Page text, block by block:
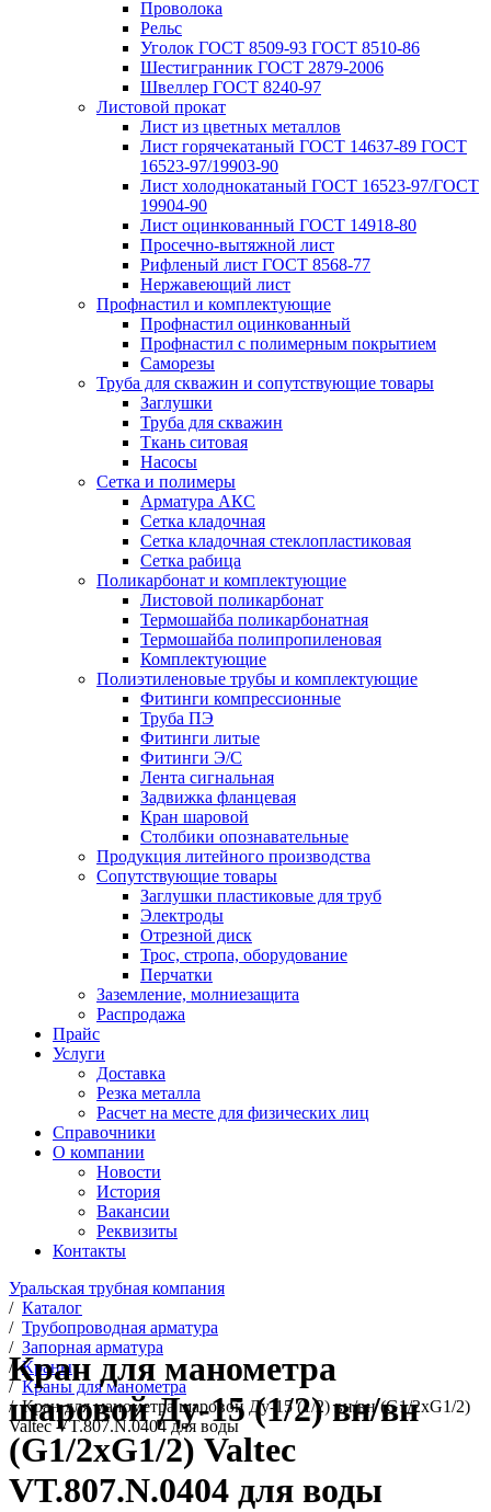
Проволока
Рельс
Уголок ГОСТ 8509-93 ГОСТ 8510-86
Шестигранник ГОСТ 2879-2006
Швеллер ГОСТ 8240-97
Листовой прокат
Лист из цветных металлов
Лист горячекатаный ГОСТ 14637-89 ГОСТ
16523-97/19903-90
Лист холоднокатаный ГОСТ 16523-97/ГОСТ
19904-90
Лист оцинкованный ГОСТ 14918-80
Просечно-вытяжной лист
Рифленый лист ГОСТ 8568-77
Нержавеющий лист
Профнастил и комплектующие
Профнастил оцинкованный
Профнастил с полимерным покрытием
Саморезы
Труба для скважин и сопутствующие товары
Заглушки
Труба для скважин
Ткань ситовая
Насосы
Сетка и полимеры
Арматура АКС
Сетка кладочная
Сетка кладочная стеклопластиковая
Сетка рабица
Поликарбонат и комплектующие
Листовой поликарбонат
Термошайба поликарбонатная
Термошайба полипропиленовая
Комплектующие
Полиэтиленовые трубы и комплектующие
Фитинги компрессионные
Труба ПЭ
Фитинги литые
Фитинги Э/С
Лента сигнальная
Задвижка фланцевая
Кран шаровой
Столбики опознавательные
Продукция литейного производства
Сопутствующие товары
Заглушки пластиковые для труб
Электроды
Отрезной диск
Трос, стропа, оборудование
Перчатки
Заземление, молниезащита
Распродажа
Прайс
Услуги
Доставка
Резка металла
Расчет на месте для физических лиц
Справочники
О компании
Новости
История
Вакансии
Реквизиты
Контакты
Уральская трубная компания
/ Каталог
/ Трубопроводная арматура
/ Запорная арматура
/ Краны
/ Краны для манометра
/ Кран для манометра шаровой Ду-15 (1/2) вн/вн (G1/2хG1/2)
Valtec VT.807.N.0404 для воды
Кран для манометра
шаровой Ду-15 (1/2) вн/вн
(G1/2хG1/2) Valtec
VT.807.N.0404 для воды